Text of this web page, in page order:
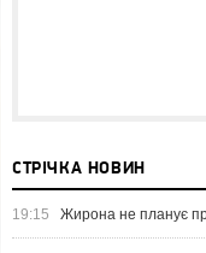
СТРІЧКА НОВИН
19:15 Жирона не планує